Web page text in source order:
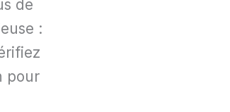
de
:
pour